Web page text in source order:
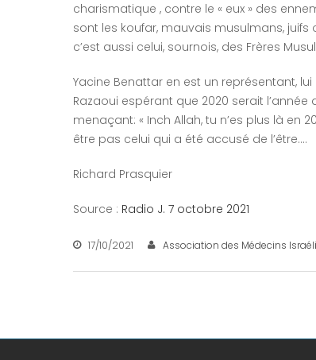
charismatique , contre le « eux » des
sont les koufar, mauvais musulmans, juifs
c’est aussi celui, sournois, des Frères
Yacine Benattar en est un représentant, lui
Razaoui espérant que 2020 serait
menaçant: « Inch Allah, tu n’es plus là en
être pas celui qui a été accusé de l’être….
Richard Prasquier
Source : Radio J. 7 octobre 2021
17/10/2021 Association des Médecins